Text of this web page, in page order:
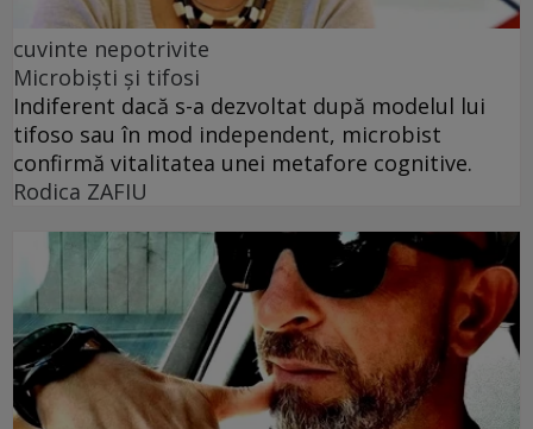
cuvinte nepotrivite
Microbiști și tifosi
Indiferent dacă s-a dezvoltat după modelul lui
tifoso sau în mod independent, microbist
confirmă vitalitatea unei metafore cognitive.
Rodica ZAFIU